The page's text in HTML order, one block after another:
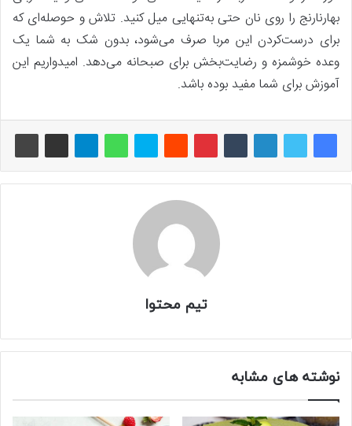
بهارنارنج را روی نان حتی به‌تنهایی میل کنید. تلاش و حوصله‌ای که
برای درست‌کردن این مربا صرف می‌شود، بدون شک به شما یک
وعده خوشمزه و رضایت‌بخش برای صبحانه می‌دهد. امیدواریم این
آموزش برای شما مفید بوده باشد.
تیم محتوا
نوشته های مشابه